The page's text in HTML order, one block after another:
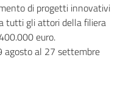
di progetti innovativi
tutti gli attori della filiera
euro.
agosto al 27 settembre